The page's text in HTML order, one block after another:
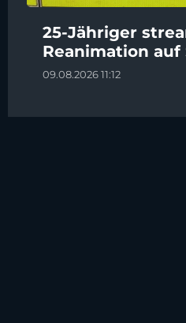
25-Jähriger
Reanimation auf
09.08.2026 11:12